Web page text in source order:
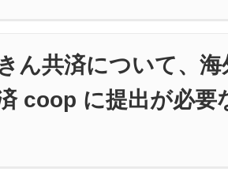
ん共済について、
coop に提出が必要